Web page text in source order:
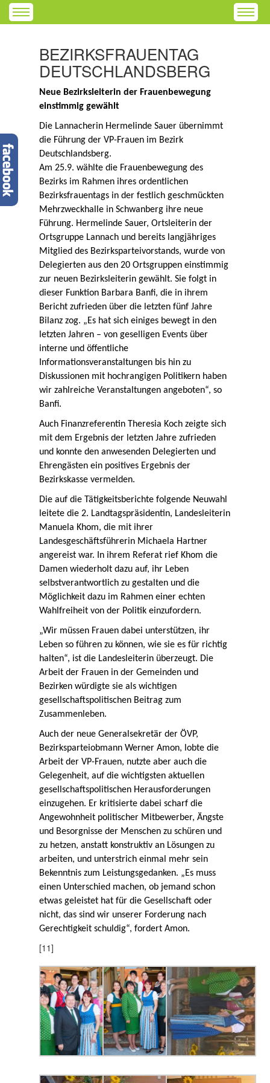
BEZIRKSFRAUENTAG
DEUTSCHLANDSBERG
Neue Bezirksleiterin der Frauenbewegung
einstimmig gewählt
Die Lannacherin Hermelinde Sauer übernimmt
die Führung der VP-Frauen im Bezirk
Deutschlandsberg.
Am 25.9. wählte die Frauenbewegung des
Bezirks im Rahmen ihres ordentlichen
Bezirksfrauentags in der festlich geschmückten
Mehrzweckhalle in Schwanberg ihre neue
Führung. Hermelinde Sauer, Ortsleiterin der
Ortsgruppe Lannach und bereits langjähriges
Mitglied des Bezirksparteivorstands, wurde von
Delegierten aus den 20 Ortsgruppen einstimmig
zur neuen Bezirksleiterin gewählt. Sie folgt in
dieser Funktion Barbara Banfi, die in ihrem
Bericht zufrieden über die letzten fünf Jahre
Bilanz zog. „Es hat sich einiges bewegt in den
letzten Jahren – von geselligen Events über
interne und öffentliche
Informationsveranstaltungen bis hin zu
Diskussionen mit hochrangigen Politikern haben
wir zahlreiche Veranstaltungen angeboten“, so
Banfi.
Auch Finanzreferentin Theresia Koch zeigte sich
mit dem Ergebnis der letzten Jahre zufrieden
und konnte den anwesenden Delegierten und
Ehrengästen ein positives Ergebnis der
Bezirkskasse vermelden.
Die auf die Tätigkeitsberichte folgende Neuwahl
leitete die 2. Landtagspräsidentin, Landesleiterin
Manuela Khom, die mit ihrer
Landesgeschäftsführerin Michaela Hartner
angereist war. In ihrem Referat rief Khom die
Damen wiederholt dazu auf, ihr Leben
selbstverantwortlich zu gestalten und die
Möglichkeit dazu im Rahmen einer echten
Wahlfreiheit von der Politik einzufordern.
„Wir müssen Frauen dabei unterstützen, ihr
Leben so führen zu können, wie sie es für richtig
halten“, ist die Landesleiterin überzeugt. Die
Arbeit der Frauen in der Gemeinden und
Bezirken würdigte sie als wichtigen
gesellschaftspolitischen Beitrag zum
Zusammenleben.
Auch der neue Generalsekretär der ÖVP,
Bezirksparteiobmann Werner Amon, lobte die
Arbeit der VP-Frauen, nutzte aber auch die
Gelegenheit, auf die wichtigsten aktuellen
gesellschaftspolitischen Herausforderungen
einzugehen. Er kritisierte dabei scharf die
Angewohnheit politischer Mitbewerber, Ängste
und Besorgnisse der Menschen zu schüren und
zu hetzen, anstatt konstruktiv an Lösungen zu
arbeiten, und unterstrich einmal mehr sein
Bekenntnis zum Leistungsgedanken. „Es muss
einen Unterschied machen, ob jemand schon
etwas geleistet hat für die Gesellschaft oder
nicht, das sind wir unserer Forderung nach
Gerechtigkeit schuldig“, fordert Amon.
[11]